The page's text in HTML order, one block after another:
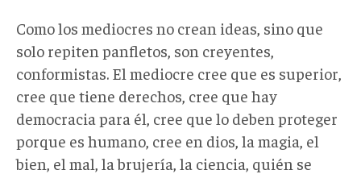
Como los mediocres no crean ideas, sino que
solo repiten panfletos, son creyentes,
conformistas. El mediocre cree que es superior,
cree que tiene derechos, cree que hay
democracia para él, cree que lo deben proteger
porque es humano, cree en dios, la magia, el
bien, el mal, la brujería, la ciencia, quién se